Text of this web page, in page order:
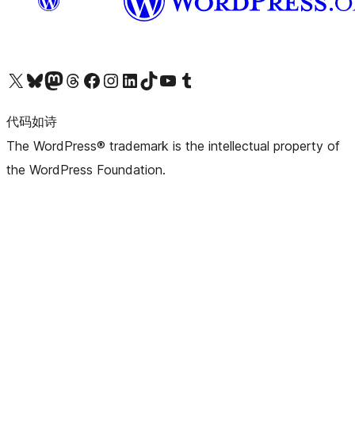
关注我们的 X（原 Twitter）账号访问我们的 Bluesky 账号关注我们的 Mastodon 账号访问我们的 Threads 账号 访问我们的 Facebook 公共主页关注我们的 Instagram 账号 关注我们的 LinkedIn 主页访问我们的 TikTok 账号访问我们的 YouTube 频道 访问我们的 Tumblr 账号
代码如诗
The WordPress® trademark is the intellectual property of
the WordPress Foundation.